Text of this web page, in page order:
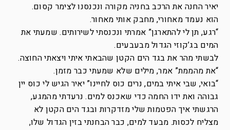
יאיר החנה את הרכב בחניה מקורה ונכנסנו לצימר קסום.
הוא נעמד מאחורי, מחבק אותי מאחור.
“רגע, תן לי להתארגן” אמרתי ונכנסתי לשירותים. שמעתי את
המים בג’קוזי הגדול מבעבעים.
לבשתי מהר את בגד הים הקטן שהבאתי איתי ויצאתי החוצה.
“את מהממת” אמר, מילים שלא שמעתי כבר מזמן.
“בואי, שבי איתי במים, נרים כוס לחיינו” יאיר הגיש לי כוס יין
גבוהה ואת ידו החמה כדי שאכנס למים. נרעדתי מהמגע,
הרגשתי איך הפטמות שלי מזדקרות ובגד הים הקטן לא
מצליח לכסות. מבעד למים, כבר הבחנתי בזין הגדול שלו,